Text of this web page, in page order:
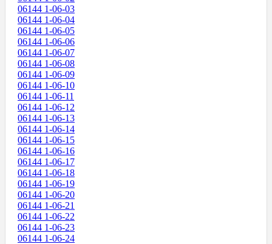
06144 1-06-03
06144 1-06-04
06144 1-06-05
06144 1-06-06
06144 1-06-07
06144 1-06-08
06144 1-06-09
06144 1-06-10
06144 1-06-11
06144 1-06-12
06144 1-06-13
06144 1-06-14
06144 1-06-15
06144 1-06-16
06144 1-06-17
06144 1-06-18
06144 1-06-19
06144 1-06-20
06144 1-06-21
06144 1-06-22
06144 1-06-23
06144 1-06-24